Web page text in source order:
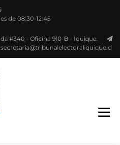
de 08:30-12:45
#340 - Oficina 910-B - Iquique.
secretaria@tribunalelectoraliquique.cl